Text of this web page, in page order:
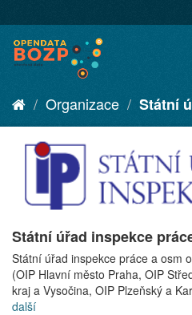
Organizace Státní
Státní úřad inspekce
Státní úřad inspekce práce a osm
(OIP Hlavní město Praha, OIP
kraj a Vysočina, OIP Plzeňský a
další